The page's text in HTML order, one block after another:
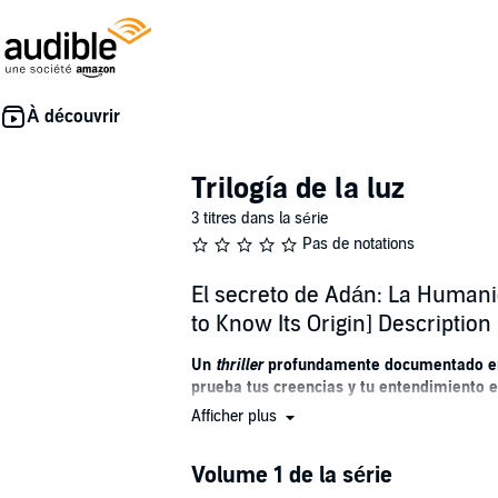
Trilogía de la luz
3 titres dans la série
Pas de notations
El secreto de Adán: La
to Know Its Origin] Description
Un thrillerprofundamente documentado
prueba tus creencias y tu entendimiento
Libro del autor bestseller Guillermo
La humanidad está a punto de conocer
Afficher plus
Volume 1 de la série